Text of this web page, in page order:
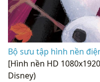
Bộ sưu tập hình nền
[Hình nền HD
Disney)